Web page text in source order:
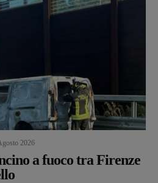
2026
a fuoco tra Firenze